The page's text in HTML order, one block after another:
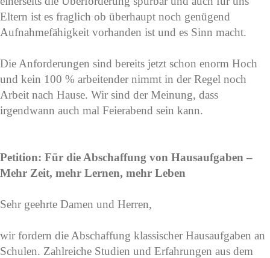
Eltern ist es fraglich ob überhaupt noch genügend
Aufnahmefähigkeit vorhanden ist und es Sinn macht.
Die Anforderungen sind bereits jetzt schon enorm Hoch
und kein 100 % arbeitender nimmt in der Regel noch
Arbeit nach Hause. Wir sind der Meinung, dass
irgendwann auch mal Feierabend sein kann.
Petition: Für die Abschaffung von Hausaufgaben –
Mehr Zeit, mehr Lernen, mehr Leben
Sehr geehrte Damen und Herren,
wir fordern die Abschaffung klassischer Hausaufgaben an
Schulen. Zahlreiche Studien und Erfahrungen aus dem